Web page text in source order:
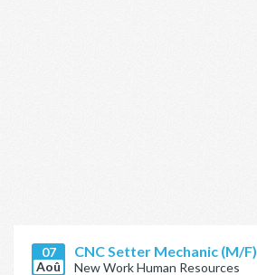
07
Aoû
CNC Setter Mechanic (M/F)
New Work Human Resources